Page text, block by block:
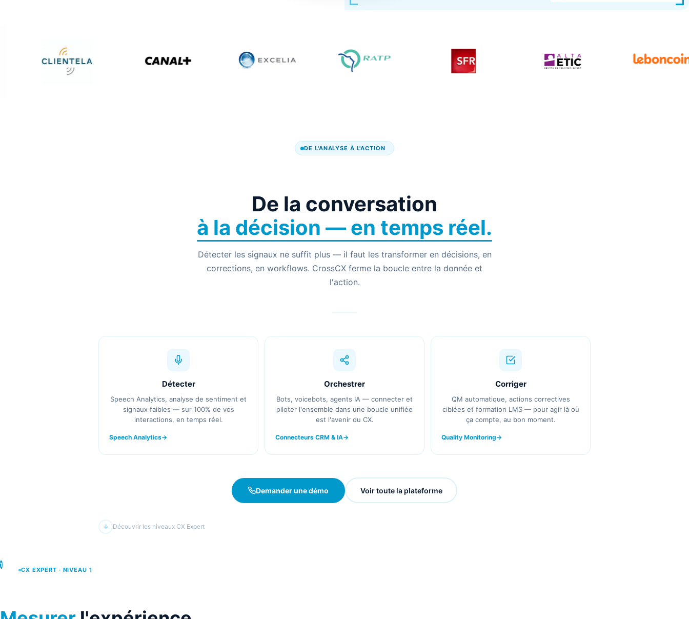
DE L'ANALYSE À L'ACTION
De la conversation
à la décision — en temps réel.
Détecter les signaux ne suffit plus — il faut les transformer en décisions, en
corrections, en workflows. CrossCX ferme la boucle entre la donnée et
l'action.
Détecter
Speech Analytics, analyse de sentiment et
signaux faibles — sur 100% de vos
interactions, en temps réel.
Speech Analytics
Orchestrer
Bots, voicebots, agents IA — connecter et
piloter l'ensemble dans une boucle unifiée
est l'avenir du CX.
Connecteurs CRM & IA
Corriger
QM automatique, actions correctives
ciblées et formation LMS — pour agir là où
ça compte, au bon moment.
Quality Monitoring
Demander une démo Voir toute la plateforme
↓ Découvrir les niveaux CX Expert
1
CX EXPERT · NIVEAU 1